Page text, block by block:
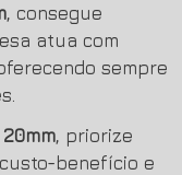
, consegue
atua com
sempre
, priorize
benefício e